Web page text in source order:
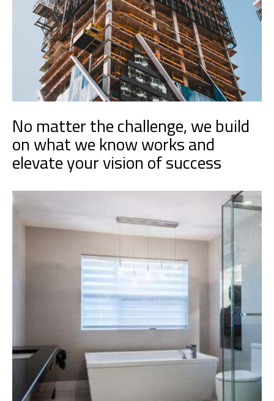
No matter the challenge, we build
on what we know works and
elevate your vision of success